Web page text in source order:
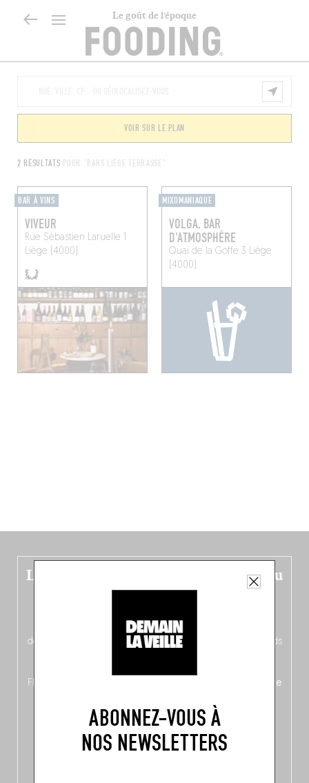
Le goût de l’époque
ABONNEZ-VOUS À
NOS NEWSLETTERS
2 RÉSULTATS POUR "BARS LIÈGE TERRASSE"
VOIR SUR LE PLAN
BAR À VINS
VIVEUR
Rue Sébastien Laruelle 1
Liège (4000)
MIXOMANIAQUE
VOLGA, BAR
D'ATMOSPHÈRE
Quai de la Goffe 3 Liège
(4000)
Le nouveau guide Belgique est sorti du
four !
néerlandais côté face – à moins que ne soit l’inverse ?),
découvrez
une partie mag « Nord-Zuid »
qui met les pieds
Flandre, à Bruxelles et en Wallonie, ainsi qu’
un palmarès de